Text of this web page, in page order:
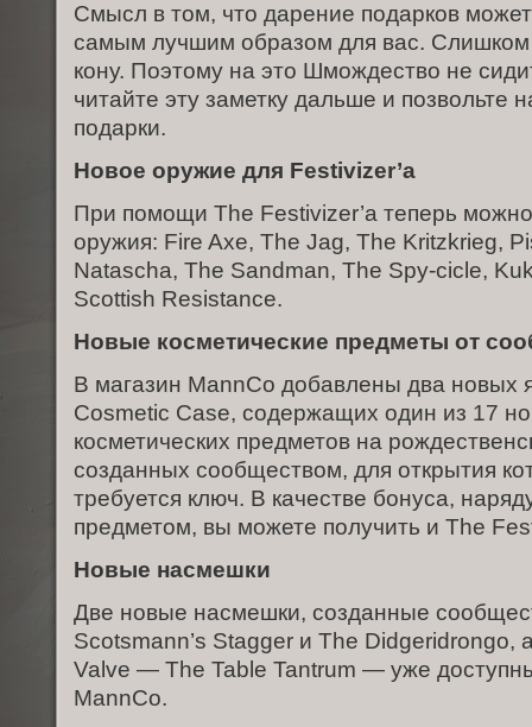
Смысл в том, что дарение подарков
самым лучшим образом для вас. Слишком
кону. Поэтому на это Шмождество не
читайте эту заметку дальше и позвольте
подарки.
Новое оружие для Festivizer’а
При помощи The Festivizer’а теперь
оружия: Fire Axe, The Jag, The Kritzkrieg,
Natascha, The Sandman, The Spy-cicle,
Scottish Resistance.
Новые косметические предметы от
В магазин MannCo добавлены два новых
Cosmetic Case, содержащих один из 17
косметических предметов на
созданных сообществом, для открытия
требуется ключ. В качестве бонуса,
предметом, вы можете получить и The
Новые насмешки
Две новые насмешки, созданные
Scotsmann’s Stagger и The Didgeridrongo,
Valve — The Table Tantrum — уже
MannCo.